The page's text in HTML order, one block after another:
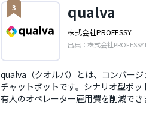
3 qualva
株式会社PROFESSY
出典：株式会社
qualva（クオルバ）とは、コンバー
チャットボットです。シナリオ型ボッ
有人のオペレーター雇用費を削減で
ェースも特徴のひとつです。タイピ